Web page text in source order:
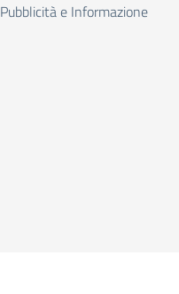
Pubblicità e Informazione